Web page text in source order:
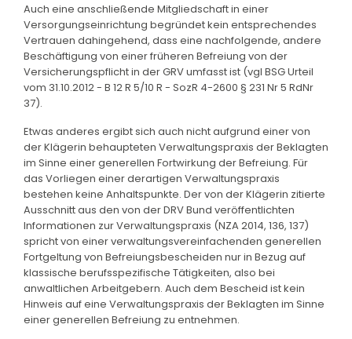
Auch eine anschließende Mitgliedschaft in einer
Versorgungseinrichtung begründet kein entsprechendes
Vertrauen dahingehend, dass eine nachfolgende, andere
Beschäftigung von einer früheren Befreiung von der
Versicherungspflicht in der GRV umfasst ist (vgl BSG Urteil
vom 31.10.2012 - B 12 R 5/10 R - SozR 4-2600 § 231 Nr 5 RdNr
37).
Etwas anderes ergibt sich auch nicht aufgrund einer von
der Klägerin behaupteten Verwaltungspraxis der Beklagten
im Sinne einer generellen Fortwirkung der Befreiung. Für
das Vorliegen einer derartigen Verwaltungspraxis
bestehen keine Anhaltspunkte. Der von der Klägerin zitierte
Ausschnitt aus den von der DRV Bund veröffentlichten
Informationen zur Verwaltungspraxis (NZA 2014, 136, 137)
spricht von einer verwaltungsvereinfachenden generellen
Fortgeltung von Befreiungsbescheiden nur in Bezug auf
klassische berufsspezifische Tätigkeiten, also bei
anwaltlichen Arbeitgebern. Auch dem Bescheid ist kein
Hinweis auf eine Verwaltungspraxis der Beklagten im Sinne
einer generellen Befreiung zu entnehmen.